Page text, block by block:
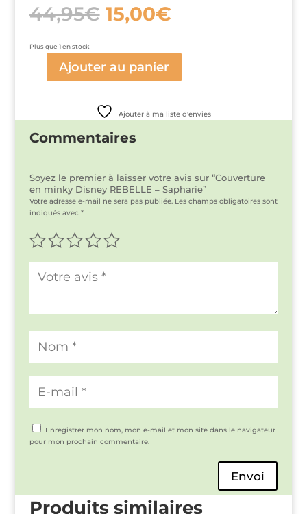
44,95€ Le
prix
était :
44,95€.
15,00€Le
prix
est :
15,00€.
Plus que 1 en stock
quantité
minky
Disney
REBELLE
Ajouter au panier
Ajouter à ma liste d'envies
Commentaires
Soyez le premier à laisser votre avis sur “Couverture
en minky Disney REBELLE – Sapharie”
Votre adresse e-mail ne sera pas publiée. Les champs obligatoires sont
indiqués avec *
Enregistrer mon nom, mon e-mail et mon site dans le navigateur
pour mon prochain commentaire.
Envoi
Produits similaires